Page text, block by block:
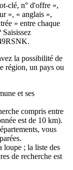
clé, n° d'offre »,
», « anglais »,
» entre chaque
la possibilité de
région, un pays ou
et ses
compris entre
est de 10 km).
vous
loupe ; la liste des
de recherche est